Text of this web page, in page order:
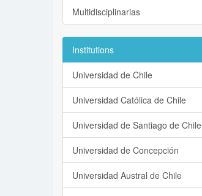
Multidisciplinarias
Institutions
Universidad de Chile
Universidad Católica de Chile
Universidad de Santiago de Chile
Universidad de Concepción
Universidad Austral de Chile